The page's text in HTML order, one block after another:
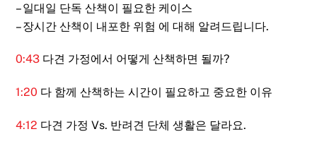
– 일대일 단독 산책이 필요한 케이스
– 장시간 산책이 내포한 위험 에 대해 알려드립니다.
0:43 다견 가정에서 어떻게 산책하면 될까?
1:20 다 함께 산책하는 시간이 필요하고 중요한 이유
4:12 다견 가정 Vs. 반려견 단체 생활은 달라요.